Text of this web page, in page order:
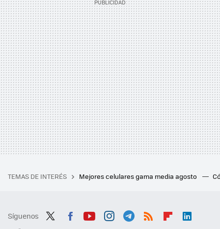
TEMAS DE INTERÉS Mejores celulares gama media agosto
Síguenos